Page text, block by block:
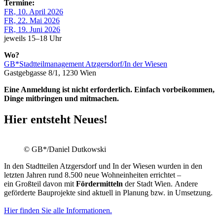
Termine:
FR, 10. April 2026
FR, 22. Mai 2026
FR, 19. Juni 2026
jeweils 15–18 Uhr
Wo?
GB*Stadtteilmanagement Atzgersdorf/In der Wiesen
Gastgebgasse 8/1, 1230 Wien
Eine Anmeldung ist nicht erforderlich. Einfach vorbeikommen,
Dinge mitbringen und mitmachen.
Hier entsteht Neues!
© GB*/Daniel Dutkowski
In den Stadtteilen Atzgersdorf und In der Wiesen wurden in den
letzten Jahren rund 8.500 neue Wohneinheiten errichtet –
ein Großteil davon mit Fördermitteln der Stadt Wien. Andere
geförderte Bauprojekte sind aktuell in Planung bzw. in Umsetzung.
Hier finden Sie alle Informationen.